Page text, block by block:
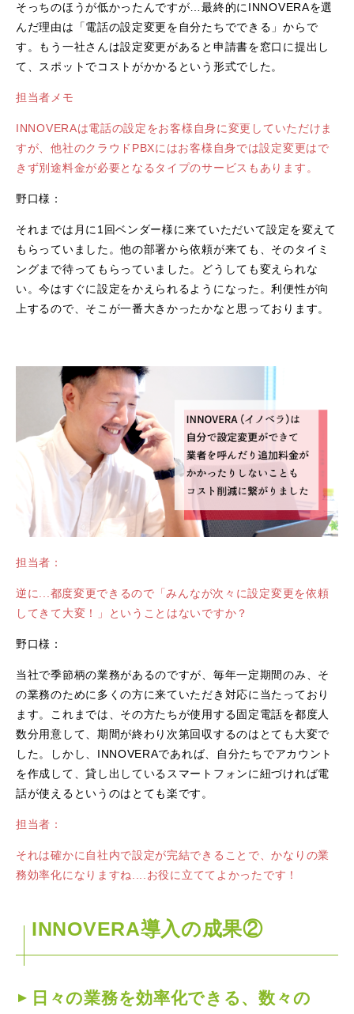
そっちのほうが低かったんですが…最終的にINNOVERAを選
んだ理由は「電話の設定変更を自分たちでできる」からで
す。もう一社さんは設定変更があると申請書を窓口に提出し
て、スポットでコストがかかるという形式でした。
担当者メモ
INNOVERAは電話の設定をお客様自身に変更していただけま
すが、他社のクラウドPBXにはお客様自身では設定変更はで
きず別途料金が必要となるタイプのサービスもあります。
野口様：
それまでは月に1回ベンダー様に来ていただいて設定を変えて
もらっていました。他の部署から依頼が来ても、そのタイミ
ングまで待ってもらっていました。どうしても変えられな
い。今はすぐに設定をかえられるようになった。利便性が向
上するので、そこが一番大きかったかなと思っております。
担当者：
逆に...都度変更できるので「みんなが次々に設定変更を依頼
してきて大変！」ということはないですか？
野口様：
当社で季節柄の業務があるのですが、毎年一定期間のみ、そ
の業務のために多くの方に来ていただき対応に当たっており
ます。これまでは、その方たちが使用する固定電話を都度人
数分用意して、期間が終わり次第回収するのはとても大変で
した。しかし、INNOVERAであれば、自分たちでアカウント
を作成して、貸し出しているスマートフォンに紐づければ電
話が使えるというのはとても楽です。
担当者：
それは確かに自社内で設定が完結できることで、かなりの業
務効率化になりますね....お役に立ててよかったです！
INNOVERA導入の成果②
日々の業務を効率化できる、数々の